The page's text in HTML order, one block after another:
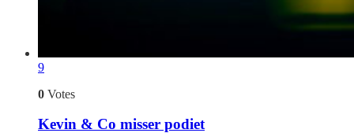
9
0 Votes
Kevin & Co misser podiet